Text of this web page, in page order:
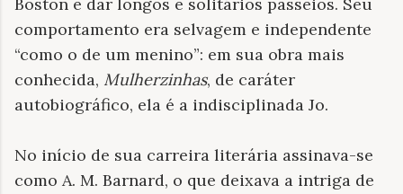
comportamento era selvagem e independente
“como o de um menino”: em sua obra mais
conhecida, Mulherzinhas, de caráter
autobiográfico, ela é a indisciplinada Jo.
No início de sua carreira literária assinava-se
como A. M. Barnard, o que deixava a intriga de